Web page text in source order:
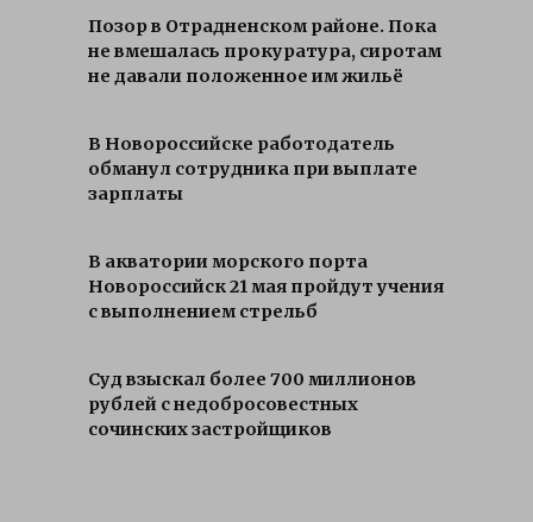
Позор в Отрадненском районе. Пока
не вмешалась прокуратура, сиротам
не давали положенное им жильё
В Новороссийске работодатель
обманул сотрудника при выплате
зарплаты
В акватории морского порта
Новороссийск 21 мая пройдут учения
с выполнением стрельб
Суд взыскал более 700 миллионов
рублей с недобросовестных
сочинских застройщиков